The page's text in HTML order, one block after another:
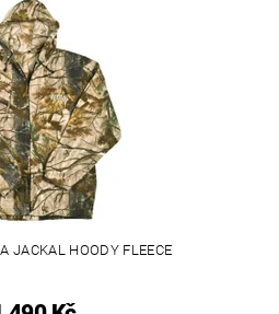
JACKAL HOODY FLEECE